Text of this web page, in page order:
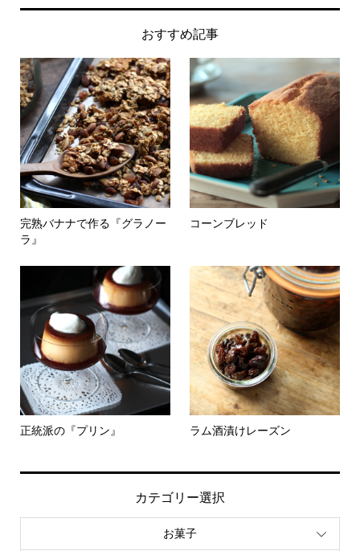
おすすめ記事
完熟バナナで作る『グラノー
ラ』
コーンブレッド
正統派の『プリン』 ラム酒漬けレーズン
カテゴリー選択
お菓子